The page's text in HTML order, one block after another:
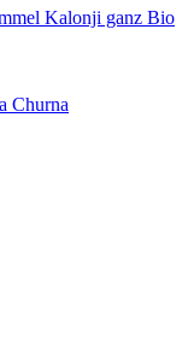
Kalonji ganz Bio
Churna